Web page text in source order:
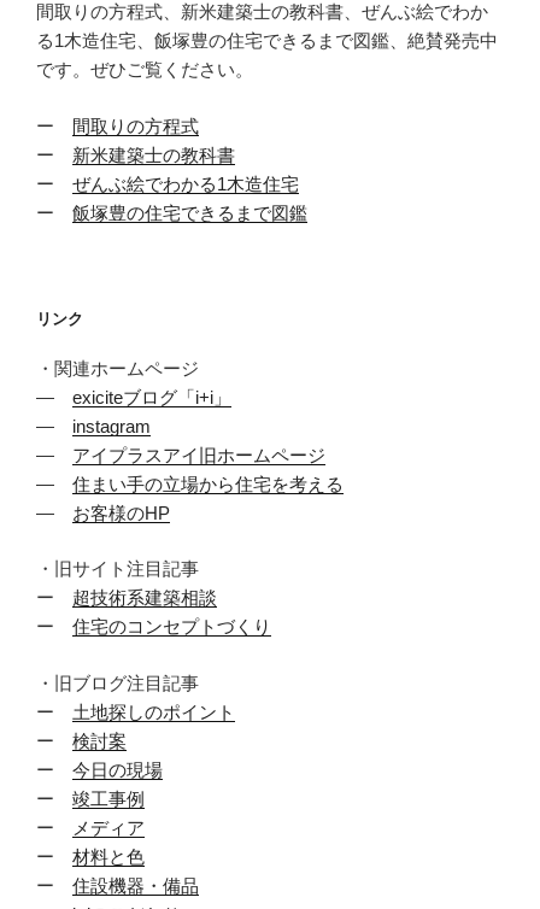
間取りの方程式、新米建築士の教科書、ぜんぶ絵でわか
る1木造住宅、飯塚豊の住宅できるまで図鑑、絶賛発売中
です。ぜひご覧ください。
ー 間取りの方程式
ー 新米建築士の教科書
ー ぜんぶ絵でわかる1木造住宅
ー 飯塚豊の住宅できるまで図鑑
リンク
・関連ホームページ
― exiciteブログ「i+i」
― instagram
― アイプラスアイ旧ホームページ
― 住まい手の立場から住宅を考える
― お客様のHP
・旧サイト注目記事
ー 超技術系建築相談
ー 住宅のコンセプトづくり
・旧ブログ注目記事
ー 土地探しのポイント
ー 検討案
ー 今日の現場
ー 竣工事例
ー
メディア
ー 材料と色
ー 住設機器・備品